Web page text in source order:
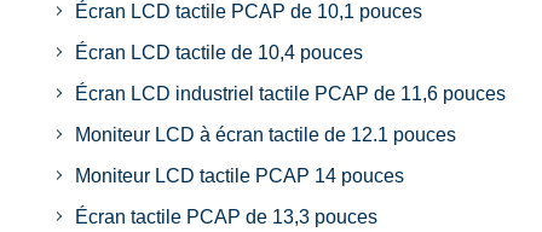
Écran LCD tactile PCAP de 10,1 pouces
Écran LCD tactile de 10,4 pouces
Écran LCD industriel tactile PCAP de 11,6 pouces
Moniteur LCD à écran tactile de 12.1 pouces
Moniteur LCD tactile PCAP 14 pouces
Écran tactile PCAP de 13,3 pouces